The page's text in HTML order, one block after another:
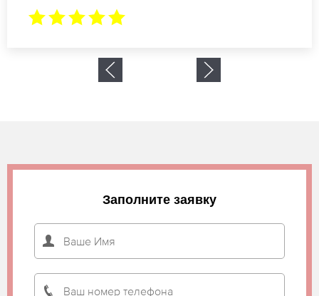
Заполните заявку